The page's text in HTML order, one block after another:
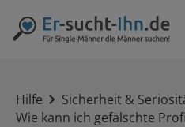
Hilfe
Sicherheit &
Wie kann ich gefälschte